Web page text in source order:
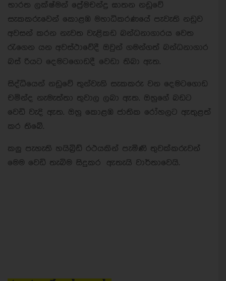
භාරත ලක්ෂ්මන් ප්‍රේමචන්ද්‍ර ඝාතන නඩුවේ
සැකකරුවෙන් කොළඹ මහාධිකරණයේ පැවැති නඩුව
අවසන් කරන නැවත වැළිකඩ බන්ධනාගාරය වෙත
රැගෙන යන අවස්ථාවේදී ඔවුන් ගමන්ගත් බන්ධනාගාර
බස් රියට දෙමටගොඩදී වෙඩා තිබා ඇත.
සිද්ධියෙන් නඩුවේ තුන්වැනි සැකකරු වන දෙමටගොඩ
චමින්ද නැමැත්තා තුවාල ලබා ඇත. ඔහුගේ බඩට
වෙඩි වැදි ඇත. ඔහු කොළඹ ජාතික රෝහලට ඇතුළත්
කර තිබේ.
කලු පැහැති හයිබ්‍රිඩ් රථයකින් පැමිණි තුවක්කරුවන්
මෙම වෙඩි තැබිම සිදුකර ඇතැයි වාර්තාවෙයි.